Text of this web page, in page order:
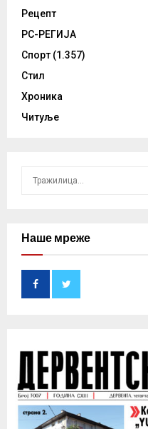
Рецепт
РС-РЕГИЈА
Спорт (1.357)
Стил
Хроника
Читуље
cНаше мреже